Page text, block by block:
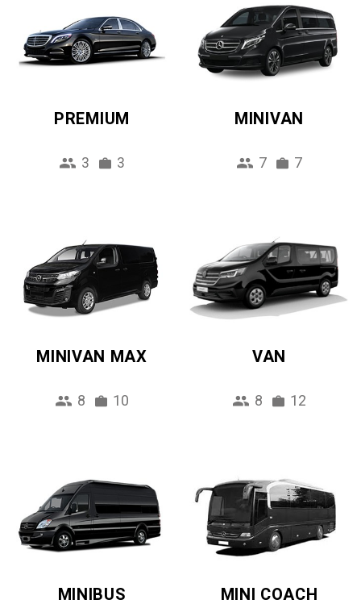
PREMIUM
3 3
MINIVAN
7 7
MINIVAN MAX
8 10
VAN
8 12
MINIBUS MINI COACH